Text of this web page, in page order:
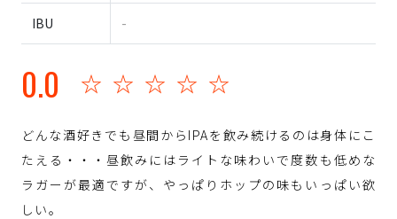
IBU -
0.0 ☆☆☆☆☆
どんな酒好きでも昼間からIPAを飲み続けるのは身体にこ
たえる・・・昼飲みにはライトな味わいで度数も低めな
ラガーが最適ですが、やっぱりホップの味もいっぱい欲
しい。